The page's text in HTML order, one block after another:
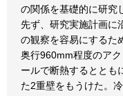
の関係を基礎的に研究
先ず、研究実施計画に
の観察を容易にするた
奥行960mm程度のア
ールで断熱するととも
た2重壁をもうけた。